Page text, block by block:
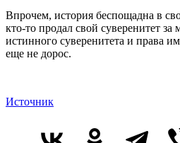
Впрочем, история беспощадна в
кто-то продал свой суверенитет за
истинного суверенитета и права
еще не дорос.
Источник